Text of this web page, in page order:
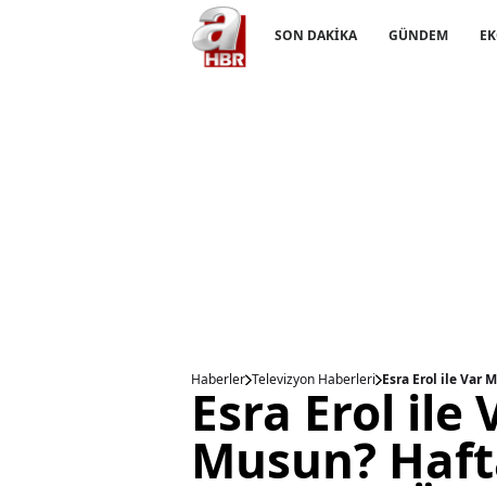
SON DAKİKA GÜNDEM
Haberler Televizyon Haberleri Esra Erol ile Var
Esra Erol ile
Musun?